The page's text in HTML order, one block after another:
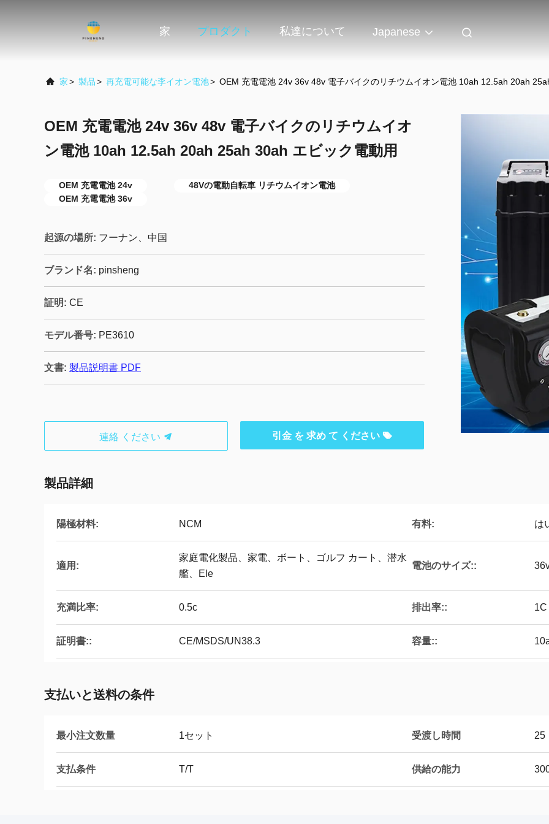
家 プロダクト 私達について Japanese
家> 製品> 再充電可能な李イオン電池> OEM 充電電池 24v 36v 48v 電子バイクのリチウムイオン電池 10ah 12.5ah 20ah
OEM 充電電池 24v 36v 48v 電子バイクのリチウムイオ
ン電池 10ah 12.5ah 20ah 25ah 30ah エビック電動用
OEM 充電電池 24v
48Vの電動自転車 リチウムイオン電池
OEM 充電電池 36v
起源の場所: フーナン、中国
ブランド名: pinsheng
証明: CE
モデル番号: PE3610
文書: 製品説明書 PDF
連絡 ください 引金 を 求め て ください
製品詳細
陽極材料: NCM 有料: は
適用:
家庭電化製品、家電、ボート、ゴルフ カート、潜水
艦、Ele
電池のサイズ::
充満比率: 0.5c 排出率:: 1C
証明書:: CE/MSDS/UN38.3 容量::
支払いと送料の条件
最小注文数量 1セット 受渡し時間 25
支払条件 T/T 供給の能力